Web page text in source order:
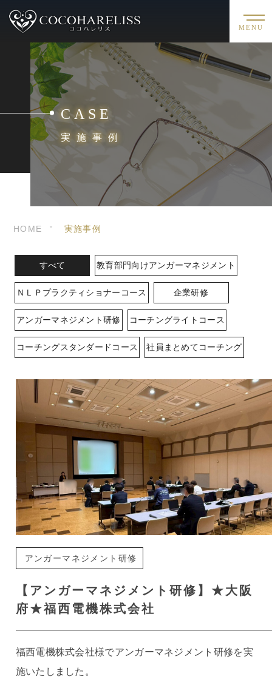
MENU
CASE
実施事例
HOME 実施事例
すべて 教育部門向けアンガーマネジメント
ＮＬＰプラクティショナーコース 企業研修
アンガーマネジメント研修 コーチングライトコース
コーチングスタンダードコース 社員まとめてコーチング
アンガーマネジメント研修
【アンガーマネジメント研修】★大阪
府★福西電機株式会社
福西電機株式会社様でアンガーマネジメント研修を実
施いたしました。